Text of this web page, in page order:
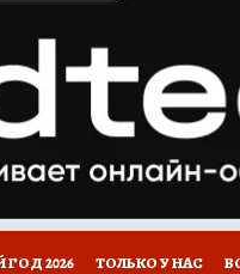
КОНКУРСЫ
2026 ТОЛЬКО У НАС